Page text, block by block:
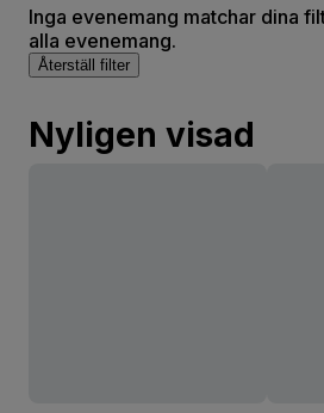
Inga evenemang matchar dina
alla evenemang.
Återställ filter
Nyligen visad